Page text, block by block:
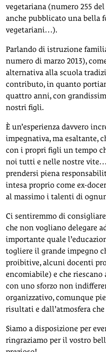
vegetariana (numero 255
anche pubblicato una bella
vegetariani…).
Parlando di istruzione
numero di marzo 2013),
alternativa alla scuola
contributo, in quanto
quattro anni, con
nostri figli.
È un’esperienza davvero
impegnativa, ma esaltante,
con i propri figli un tempo
noi tutti e nelle nostre
prendersi piena
intesa proprio come ex-
al massimo i talenti di
Ci sentiremmo di
che non vogliano delegare
importante quale
togliere il grande impegno
proibitive, alcuni docenti
encomiabile) e che riescano
con uno sforzo non
organizzativo, comunque
risultati e dall’atmosfera che
Siamo a disposizione per
ringraziamo per il vostro